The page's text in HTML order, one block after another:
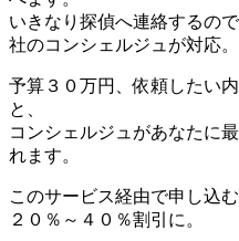
いきなり探偵へ連絡するの
社のコンシェルジュが対応。
予算３０万円、依頼したい
と、
コンシェルジュがあなたに
れます。
このサービス経由で申し込
２０％～４０％割引に。